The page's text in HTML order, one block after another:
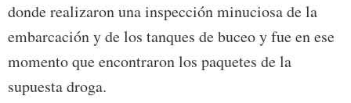
donde realizaron una inspección minuciosa de la
embarcación y de los tanques de buceo y fue en ese
momento que encontraron los paquetes de la
supuesta droga.